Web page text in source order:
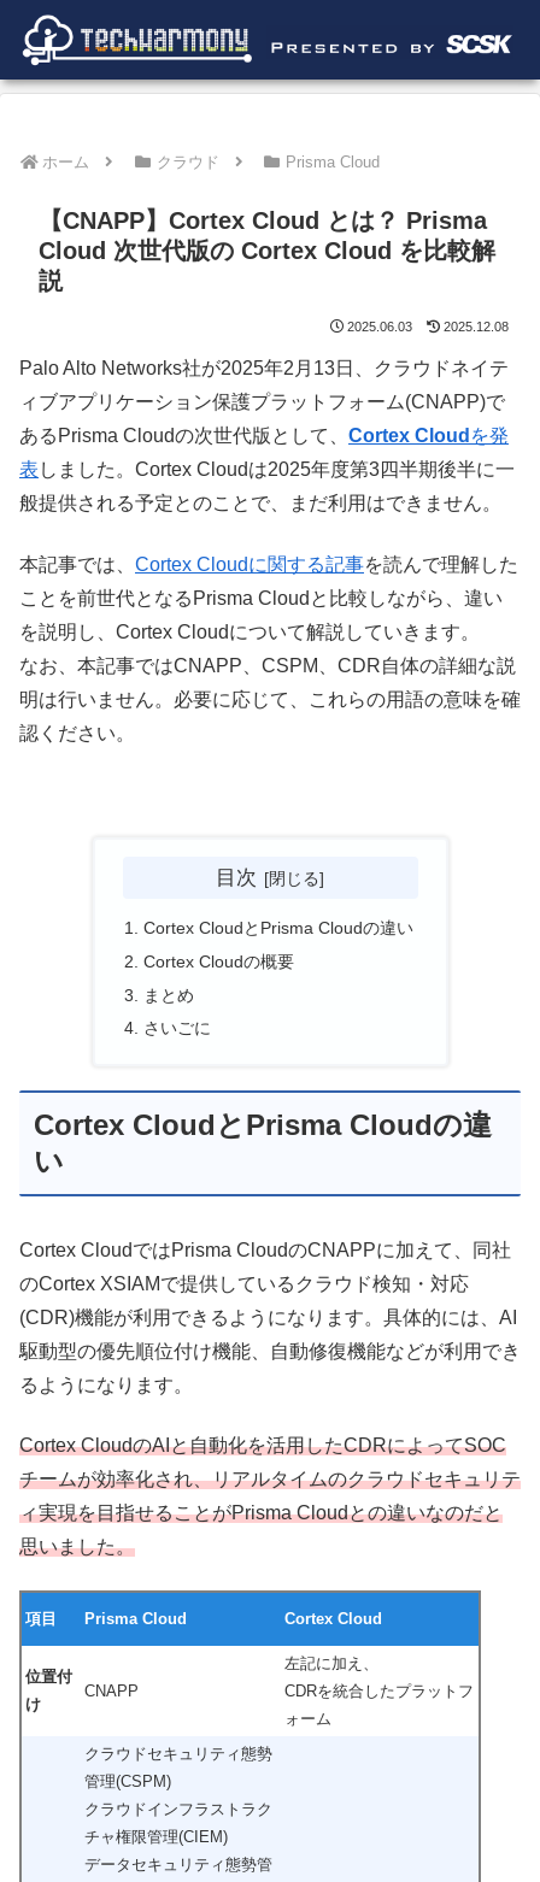
ホーム クラウド Prisma Cloud
【CNAPP】Cortex Cloud とは？ Prisma
Cloud 次世代版の Cortex Cloud を比較解
説
2025.06.03 2025.12.08
Palo Alto Networks社が2025年2月13日、クラウドネイテ
ィブアプリケーション保護プラットフォーム(CNAPP)で
あるPrisma Cloudの次世代版として、 Cortex Cloud を発
表 しました。Cortex Cloudは2025年度第3四半期後半に一
般提供される予定とのことで、まだ利用はできません。
本記事では、 Cortex Cloudに関する記事を読んで理解した
ことを前世代となるPrisma Cloudと比較しながら、違い
を説明し、Cortex Cloudについて解説していきます。
なお、本記事ではCNAPP、CSPM、CDR自体の詳細な説
明は行いません。必要に応じて、これらの用語の意味を確
認ください。
目次
Cortex CloudとPrisma Cloudの違い
Cortex Cloudの概要
まとめ
さいごに
Cortex CloudとPrisma Cloudの違
い
Cortex CloudではPrisma CloudのCNAPPに加えて、同社
のCortex XSIAMで提供しているクラウド検知・対応
(CDR)機能が利用できるようになります。具体的には、AI
駆動型の優先順位付け機能、自動修復機能などが利用でき
るようになります。
Cortex CloudのAIと自動化を活用したCDRによってSOC
チームが効率化され、リアルタイムのクラウドセキュリテ
ィ実現を目指せることがPrisma Cloudとの違いなのだと
思いました。
項目 Prisma Cloud Cortex Cloud
位置付
け
CNAPP
左記に加え、
CDRを統合したプラットフ
ォーム
クラウドセキュリティ態勢
管理(CSPM)
クラウドインフラストラク
チャ権限管理(CIEM)
データセキュリティ態勢管